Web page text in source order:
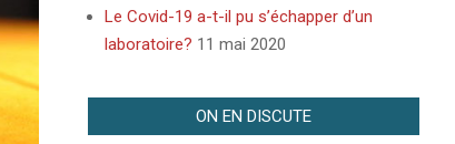
Le Covid-19 a-t-il pu s’échapper d’un
laboratoire? 11 mai 2020
ON EN DISCUTE